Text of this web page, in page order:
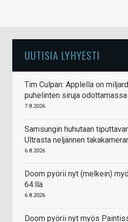
UUTISIA LYHYESTI
Tim Culpan: Applella on
puhelinten siruja
7.8.2026
Samsungin huhutaan
Ultrasta neljännen
6.8.2026
Doom pyörii nyt (melkein)
64:llä
6.8.2026
Doom pyörii nyt myös